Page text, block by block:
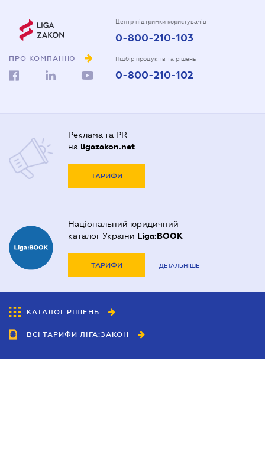
ПРО КОМПАНІЮ
Центр підтримки користувачів
0-800-210-103
Підбір продуктів та рішень
0-800-210-102
Реклама та PR
на ligazakon.net
ТАРИФИ
Національний юридичний
каталог України Liga:BOOK
ТАРИФИ ДЕТАЛЬНІШЕ
КАТАЛОГ РІШЕНЬ
ВСІ ТАРИФИ ЛІГА:ЗАКОН